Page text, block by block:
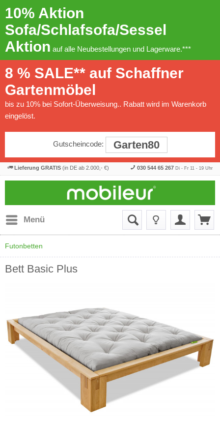
10% Aktion
Sofa/Schlafsofa/Sessel
Aktion auf alle Neubestellungen und Lagerware.***
8 % SALE** auf Schaffner
Gartenmöbel
bis zu 10% bei Sofort-Überweisung.. Rabatt wird im Warenkorb
eingelöst.
Gutscheincode: Garten80
Lieferung GRATIS (in DE ab 2.000,- €) 030 544 65 267 Di - Fr 11 - 19 Uhr
Menü
Futonbetten
Bett Basic Plus